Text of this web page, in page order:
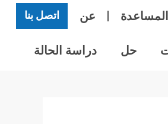
عن اتصل بنا
حل دراسة الحالة